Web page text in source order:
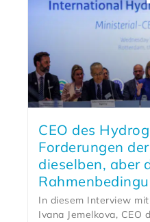
CEO des
Forderungen
dieselben, aber
In diesem Interview
Ivana Jemelkova, CEO